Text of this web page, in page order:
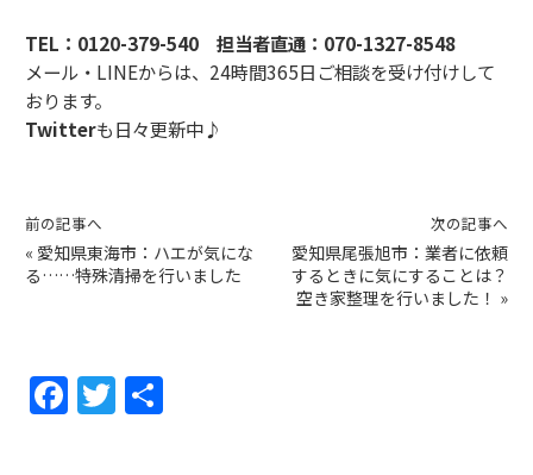
TEL： 0120-379-540 担当者直通： 070-1327-8548
メール・LINEからは、24時間365日ご相談を受け付けして
おります。
Twitterも日々更新中♪
前の記事へ
« 愛知県東海市：ハエが気にな
る……特殊清掃を行いました
次の記事へ
愛知県尾張旭市：業者に依頼
するときに気にすることは？
空き家整理を行いました！ »
F
a
T
w